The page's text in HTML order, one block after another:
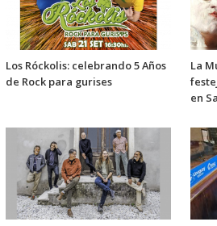
Los Róckolis: celebrando 5 Años
de Rock para gurises
La
en